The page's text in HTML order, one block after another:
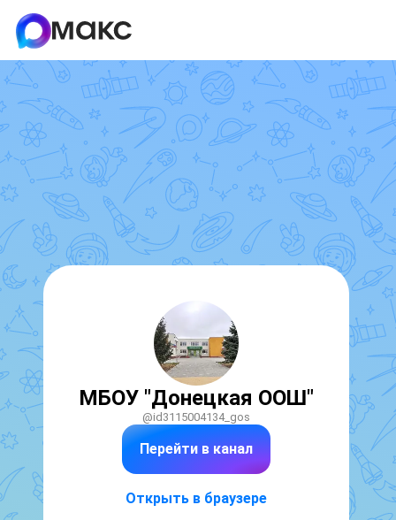
МБОУ "Донецкая ООШ"
@id3115004134_gos
Перейти в канал
Открыть в браузере